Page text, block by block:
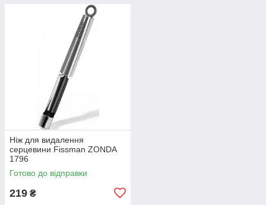
Ніж для видалення
серцевини Fissman ZONDA
1796
Готово до відправки
219 ₴